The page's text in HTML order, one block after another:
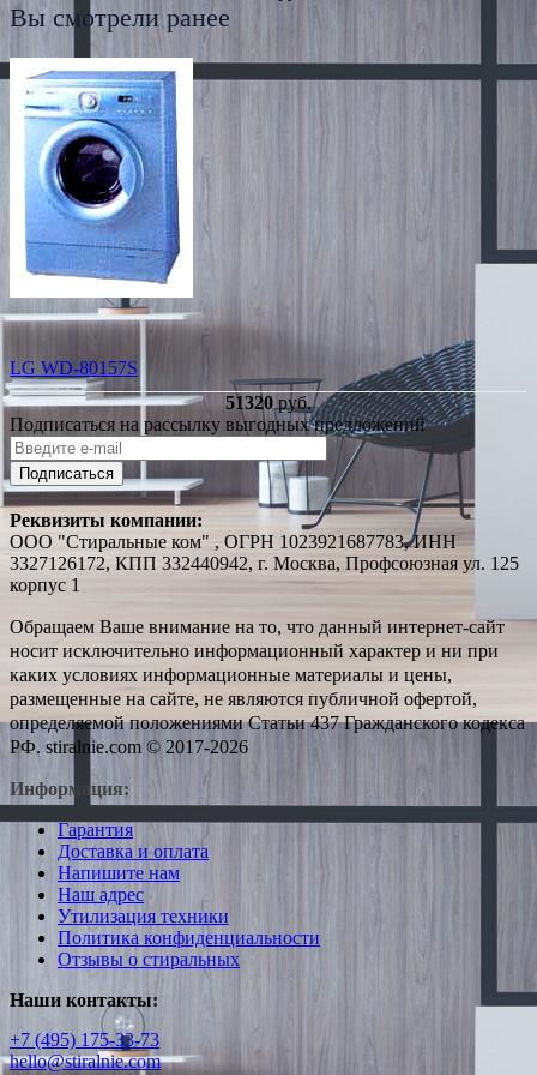
Вы смотрели ранее
LG WD-80157S
51320 руб.
Подписаться на рассылку выгодных предложений
Подписаться
Реквизиты компании:
ООО "Стиральные ком" , ОГРН 1023921687783, ИНН
3327126172, КПП 332440942, г. Москва, Профсоюзная ул. 125
корпус 1
Обращаем Ваше внимание на то, что данный интернет-сайт
носит исключительно информационный характер и ни при
каких условиях информационные материалы и цены,
размещенные на сайте, не являются публичной офертой,
определяемой положениями Статьи 437 Гражданского кодекса
РФ. stiralnie.com © 2017-2026
Информация:
Гарантия
Доставка и оплата
Напишите нам
Наш адрес
Утилизация техники
Политика конфиденциальности
Отзывы о стиральных
Наши контакты:
+7 (495) 175-33-73
hello@stiralnie.com